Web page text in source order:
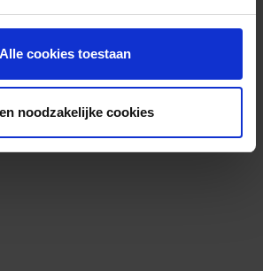
Alle cookies toestaan
noodzakelijke cookies